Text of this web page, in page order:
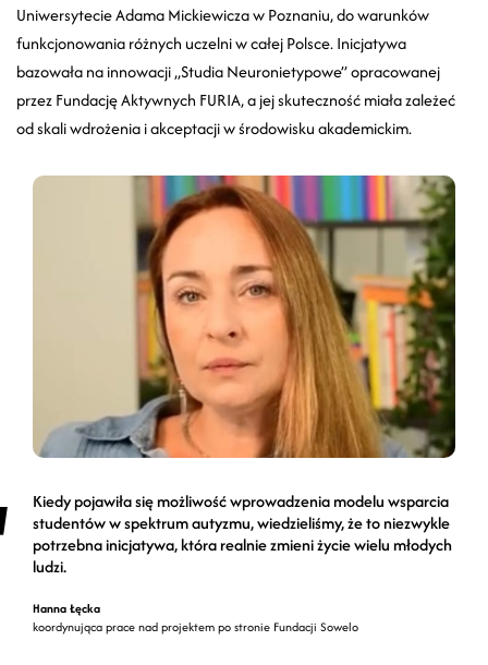
Uniwersytecie Adama Mickiewicza w Poznaniu, do warunków
funkcjonowania różnych uczelni w całej Polsce. Inicjatywa
bazowała na innowacji „Studia Neuronietypowe” opracowanej
przez Fundację Aktywnych FURIA, a jej skuteczność miała zależeć
od skali wdrożenia i akceptacji w środowisku akademickim.
Kiedy pojawiła się możliwość wprowadzenia modelu wsparcia
studentów w spektrum autyzmu, wiedzieliśmy, że to niezwykle
potrzebna inicjatywa, która realnie zmieni życie wielu młodych
ludzi.
Hanna Łęcka
koordynująca prace nad projektem po stronie Fundacji Sowelo